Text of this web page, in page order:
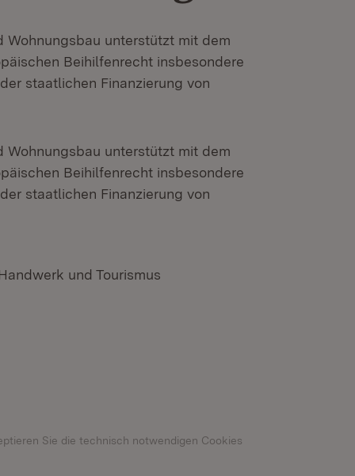
unterstützt mit dem
Beihilfenrecht insbesondere
staatlichen Finanzierung von
unterstützt mit dem
Beihilfenrecht insbesondere
staatlichen Finanzierung von
und Tourismus
Sie die technisch notwendigen Cookies